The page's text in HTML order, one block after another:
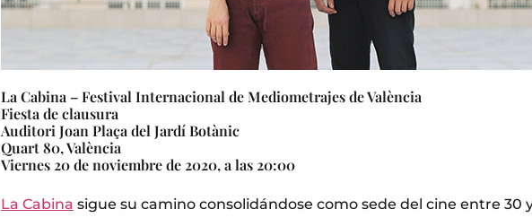
La Cabina – Festival Internacional de Mediometrajes de València
Fiesta de clausura
Auditori Joan Plaça del Jardí Botànic
Quart 80, València
Viernes 20 de noviembre de 2020, a las 20:00
La Cabina sigue su camino consolidándose como sede del cine entre 30